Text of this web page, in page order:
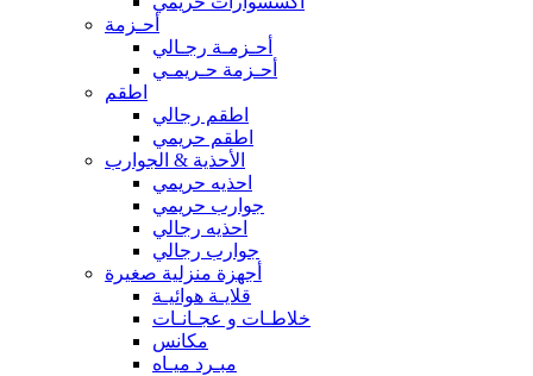
أحـزمة
أحـزمـة رجـالي
أحـزمة حـريمـي
اطقم
اطقم رجالي
اطقم حريمي
الأحذية & الجوارب
احذيه حريمي
جوارب حريمي
احذيه رجالي
جوارب رجالي
أجهزة منزلية صغيرة
قلايـة هوائيـة
خلاطـات و عجـانـات
مكانس
مبـرد ميـاه